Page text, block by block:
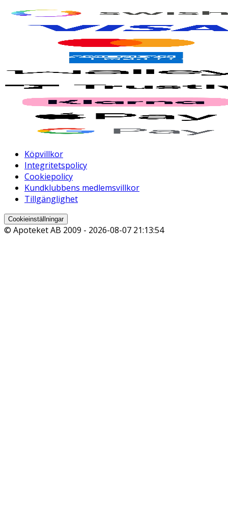
Köpvillkor
Integritetspolicy
Cookiepolicy
Kundklubbens medlemsvillkor
Tillgänglighet
Cookieinställningar
© Apoteket AB 2009 - 2026-08-07 21:13:54